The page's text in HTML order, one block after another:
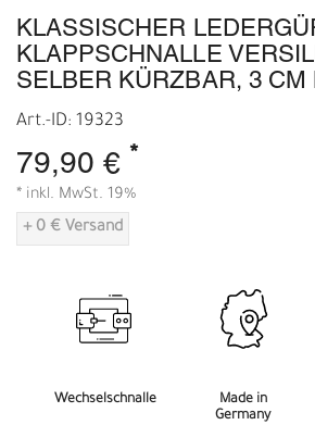
KLASSISCHER
KLAPPSCHNALLE
SELBER KÜRZBAR, 3 CM
Art.-ID: 19323
79,90 € *
* inkl. MwSt. 19%
+ 0 € Versand
Wechselschnalle
Made in
Germany